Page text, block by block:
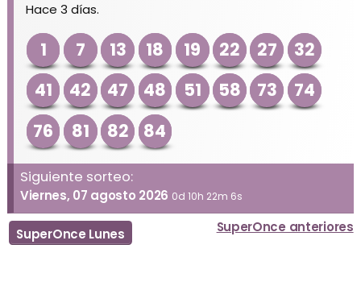
Hace 3 días.
1 7 13 18 19 22 27
32
41
42 47 48 51 58 73
74
76
81 82 84
Siguiente sorteo:
Viernes, 07 agosto 2026 0d 10h 22m 6s
SuperOnce Lunes SuperOnce anteriores